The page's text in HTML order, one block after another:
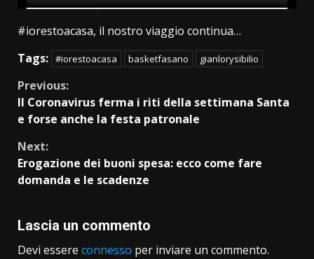
#iorestoacasa, il nostro viaggio continua…
Tags: #iorestoacasa basketfasano gianlorysibilio
Continue
Reading
Previous:
Il Coronavirus ferma i riti della settimana Santa
e forse anche la festa patronale
Next:
Erogazione dei buoni spesa: ecco come fare
domanda e le scadenze
Lascia un commento
Devi essere connesso per inviare un commento.